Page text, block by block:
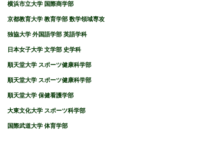
横浜市立大学 国際商学部
京都教育大学 教育学部 数学領域専攻
独協大学 外国語学部 英語学科
日本女子大学 文学部 史学科
順天堂大学 スポーツ健康科学部
順天堂大学 スポーツ健康科学部
順天堂大学 保健看護学部
大東文化大学 スポーツ科学部
国際武道大学 体育学部